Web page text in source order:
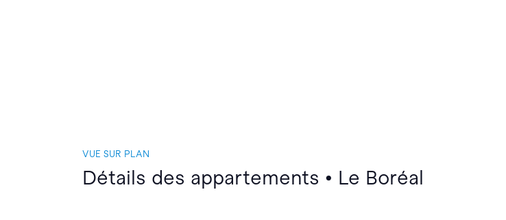
VUE SUR PLAN
Détails des appartements • Le Boréal